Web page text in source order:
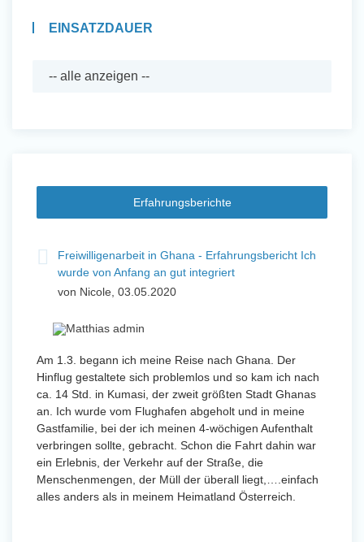
EINSATZDAUER
Erfahrungsberichte
Freiwilligenarbeit in Ghana - Erfahrungsbericht Ich
wurde von Anfang an gut integriert
von Nicole, 03.05.2020
Am 1.3. begann ich meine Reise nach Ghana. Der
Hinflug gestaltete sich problemlos und so kam ich nach
ca. 14 Std. in Kumasi, der zweit größten Stadt Ghanas
an. Ich wurde vom Flughafen abgeholt und in meine
Gastfamilie, bei der ich meinen 4-wöchigen Aufenthalt
verbringen sollte, gebracht. Schon die Fahrt dahin war
ein Erlebnis, der Verkehr auf der Straße, die
Menschenmengen, der Müll der überall liegt,….einfach
alles anders als in meinem Heimatland Österreich.